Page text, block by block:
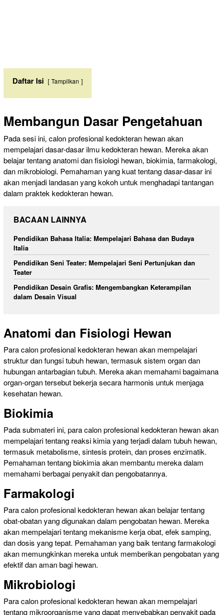
Daftar Isi Tampilkan
Membangun Dasar Pengetahuan
Pada sesi ini, calon profesional kedokteran hewan akan
mempelajari dasar-dasar ilmu kedokteran hewan. Mereka akan
belajar tentang anatomi dan fisiologi hewan, biokimia, farmakologi,
dan mikrobiologi. Pemahaman yang kuat tentang dasar-dasar ini
akan menjadi landasan yang kokoh untuk menghadapi tantangan
dalam praktek kedokteran hewan.
BACAAN LAINNYA
Pendidikan Bahasa Italia: Mempelajari Bahasa dan Budaya
Italia
Pendidikan Seni Teater: Mempelajari Seni Pertunjukan dan
Teater
Pendidikan Desain Grafis: Mengembangkan Keterampilan
dalam Desain Visual
Anatomi dan Fisiologi Hewan
Para calon profesional kedokteran hewan akan mempelajari
struktur dan fungsi tubuh hewan, termasuk sistem organ dan
hubungan antarbagian tubuh. Mereka akan memahami bagaimana
organ-organ tersebut bekerja secara harmonis untuk menjaga
kesehatan hewan.
Biokimia
Pada submateri ini, para calon profesional kedokteran hewan akan
mempelajari tentang reaksi kimia yang terjadi dalam tubuh hewan,
termasuk metabolisme, sintesis protein, dan proses enzimatik.
Pemahaman tentang biokimia akan membantu mereka dalam
memahami berbagai penyakit dan pengobatannya.
Farmakologi
Para calon profesional kedokteran hewan akan belajar tentang
obat-obatan yang digunakan dalam pengobatan hewan. Mereka
akan mempelajari tentang mekanisme kerja obat, efek samping,
dan dosis yang tepat. Pemahaman yang baik tentang farmakologi
akan memungkinkan mereka untuk memberikan pengobatan yang
efektif dan aman bagi hewan.
Mikrobiologi
Para calon profesional kedokteran hewan akan mempelajari
tentang mikroorganisme yang dapat menyebabkan penyakit pada